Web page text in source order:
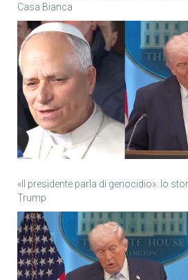
Casa Bianca
«Il presidente parla di genocidio»: lo
Trump